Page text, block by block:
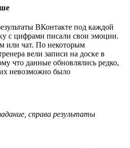
ВКонтакте под каждой
с цифрами писали свои эмоции.
или чат. По некоторым
вели записи на доске в
что данные обновлялись редко,
невозможно было
справа результаты